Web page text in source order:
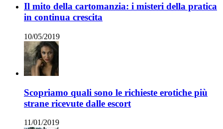
Il mito della cartomanzia: i misteri della pratica
in continua crescita
10/05/2019
Scopriamo quali sono le richieste erotiche più
strane ricevute dalle escort
11/01/2019